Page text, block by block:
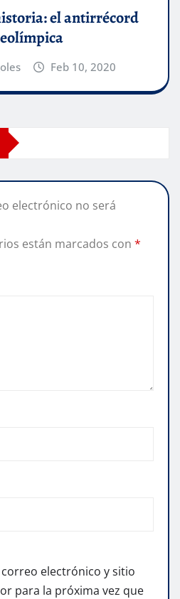
el antirrécord
Feb 10, 2020
electrónico no será
están marcados con *
electrónico y sitio
para la próxima vez que